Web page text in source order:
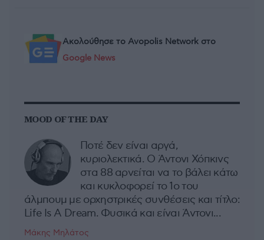
Ακολούθησε το Avopolis Network στο
Google News
MOOD OF THE DAY
Ποτέ δεν είναι αργά,
κυριολεκτικά. Ο Άντονι Χόπκινς
στα 88 αρνείται να το βάλει κάτω
και κυκλοφορεί το 1ο του
άλμπουμ με ορχηστρικές συνθέσεις και τίτλο:
Life Is A Dream. Φυσικά και είναι Άντονι...
Μάκης Μηλάτος